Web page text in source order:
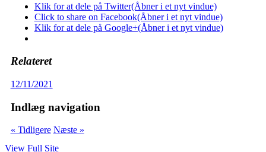
Klik for at dele på Twitter(Åbner i et nyt vindue)
Click to share on Facebook(Åbner i et nyt vindue)
Klik for at dele på Google+(Åbner i et nyt vindue)
Relateret
12/11/2021
Indlæg navigation
« Tidligere Næste »
View Full Site